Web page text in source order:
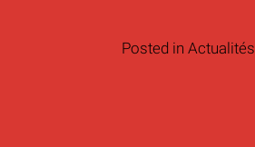
Posted inActualités